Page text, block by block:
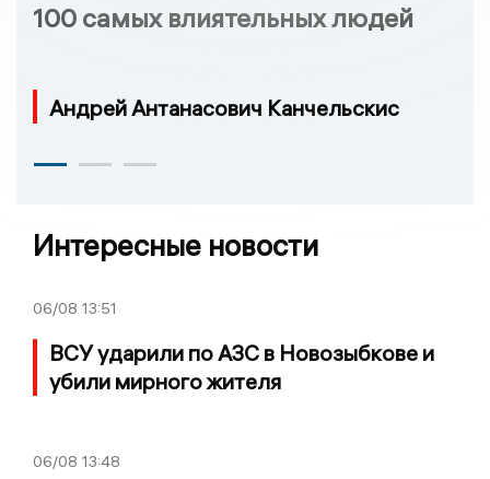
100 самых влиятельных людей
Андрей Антанасович Канчельскис
Интересные новости
06/08 13:51
ВСУ ударили по АЗС в Новозыбкове и
убили мирного жителя
06/08 13:48